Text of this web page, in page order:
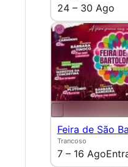
24 – 30 Ago
Feira de São
Trancoso
7 – 16 Ago